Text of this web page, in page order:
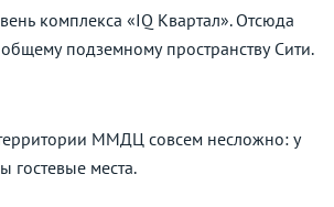
комплекса «IQ Квартал». Отсюда
общему подземному пространству Сити.
ММДЦ совсем несложно: у
гостевые места.